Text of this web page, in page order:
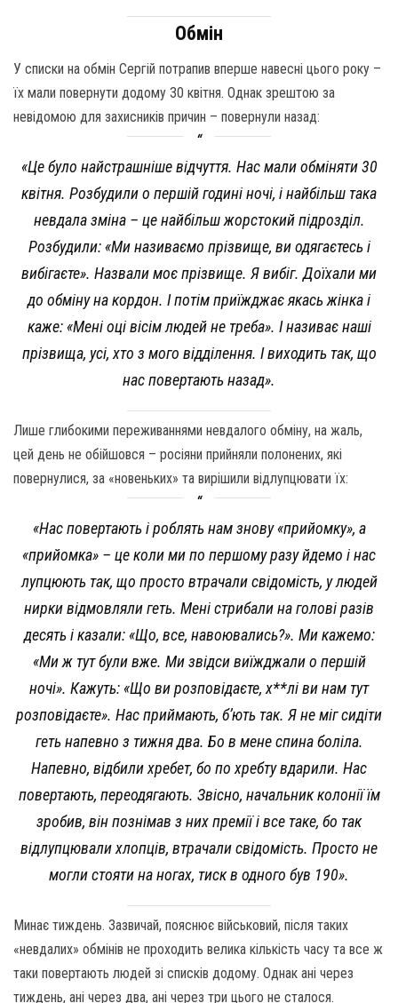
Обмін
У списки на обмін Сергій потрапив вперше навесні цього року –
їх мали повернути додому 30 квітня. Однак зрештою за
невідомою для захисників причин – повернули назад:
«Це було найстрашніше відчуття. Нас мали обміняти 30
квітня. Розбудили о першій годині ночі, і найбільш така
невдала зміна – це найбільш жорстокий підрозділ.
Розбудили: «Ми називаємо прізвище, ви одягаєтесь і
вибігаєте». Назвали моє прізвище. Я вибіг. Доїхали ми
до обміну на кордон. І потім приїжджає якась жінка і
каже: «Мені оці вісім людей не треба». І називає наші
прізвища, усі, хто з мого відділення. І виходить так, що
нас повертають назад».
Лише глибокими переживаннями невдалого обміну, на жаль,
цей день не обійшовся – росіяни прийняли полонених, які
повернулися, за «новеньких» та вирішили відлупцювати їх:
«Нас повертають і роблять нам знову «прийомку», а
«прийомка» – це коли ми по першому разу йдемо і нас
лупцюють так, що просто втрачали свідомість, у людей
нирки відмовляли геть. Мені стрибали на голові разів
десять і казали: «Що, все, навоювались?». Ми кажемо:
«Ми ж тут були вже. Ми звідси виїжджали о першій
ночі». Кажуть: «Що ви розповідаєте, х**лі ви нам тут
розповідаєте». Нас приймають, б’ють так. Я не міг сидіти
геть напевно з тижня два. Бо в мене спина боліла.
Напевно, відбили хребет, бо по хребту вдарили. Нас
повертають, переодягають. Звісно, начальник колонії їм
зробив, він познімав з них премії і все таке, бо так
відлупцювали хлопців, втрачали свідомість. Просто не
могли стояти на ногах, тиск в одного був 190».
Минає тиждень. Зазвичай, пояснює військовий, після таких
«невдалих» обмінів не проходить велика кількість часу та все ж
таки повертають людей зі списків додому. Однак ані через
тиждень, ані через два, ані через три цього не сталося.